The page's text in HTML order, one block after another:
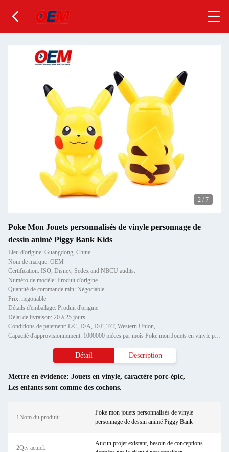
2 / 7
Poke Mon Jouets personnalisés de vinyle personnage de
dessin animé Piggy Bank Kids
Lieu d'origine: Guangdong, Chine
Nom de marque: OEM
Certification: ISO, Disney, Sedex and NBCU audits.
Numéro de modèle: Produit d'origine
Quantité de commande min: Négociable
Prix: negotiable
Détails d'emballage: Produit d'origine
Délai de livraison: 20 à 25 jours
Conditions de paiement: L/C, D/A, D/P, T/T, Western Union,
Capacité d'approvisionnement: 1000000 pièces par mois Poke mon Jouets en vinyle personnalisés personnage de dessin animé Piggy Ban
Détail Description
Mettre en évidence: Jouets en vinyle, caractère porc-épic,
Les enfants sont comme des cochons.
1Nom du produit:
Poke mon jouets personnalisés de vinyle
personnage de dessin animé Piggy Bank
2Qty actuel:
Aucun projet existant, besoin de conceptions